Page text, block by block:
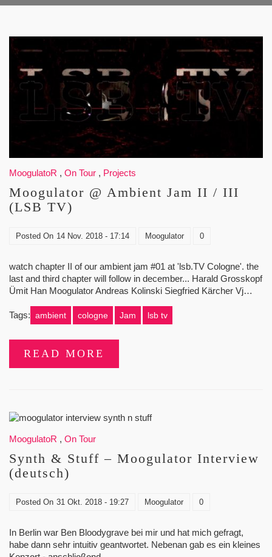
MoogulatoR , On Tour , Projects
Moogulator @ Ambient Jam II / III
(LSB TV)
Posted On 14 Nov. 2018 - 17:14 Moogulator 0
watch chapter II of our ambient jam #01 at 'lsb.TV Cologne'. the
last and third chapter will follow in december... Harald Grosskopf
Ümit Han Moogulator Andreas Kolinski Siegfried Kärcher Vj…
Tags: ambient cologne Jam lsb tv
READ MORE
MoogulatoR , On Tour
Synth & Stuff – Moogulator Interview
(deutsch)
Posted On 31 Okt. 2018 - 19:27 Moogulator 0
In Berlin war Ben Bloodygrave bei mir und hat mich gefragt,
habe dann sehr intuitiv geantwortet. Nebenan gab es ein kleines